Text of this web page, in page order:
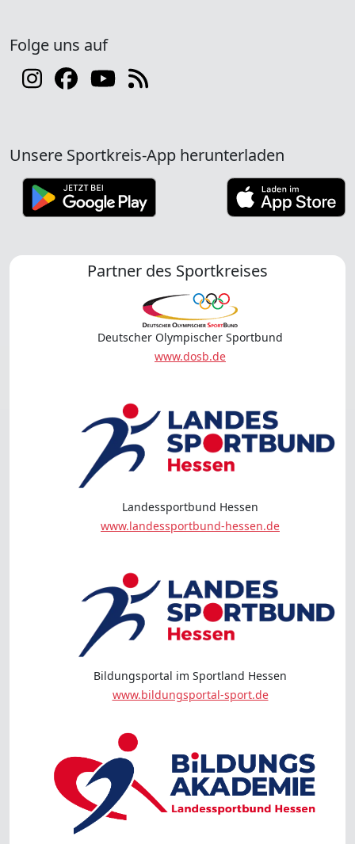
Folge uns auf
Unsere Sportkreis-App herunterladen
Partner des Sportkreises
Deutscher Olympischer Sportbund
www.dosb.de
Landessportbund Hessen
www.landessportbund-hessen.de
Bildungsportal im Sportland Hessen
www.bildungsportal-sport.de